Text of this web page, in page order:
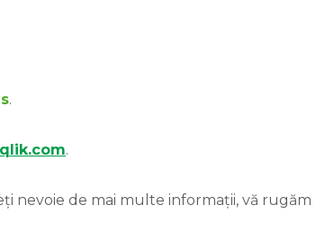
.
qlik.com.
nevoie de mai multe informații, vă rugăm